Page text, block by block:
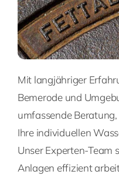
Mit langjähriger
Bemerode und
umfassende
Ihre individuellen
Unser Experten-Team
Anlagen effizient